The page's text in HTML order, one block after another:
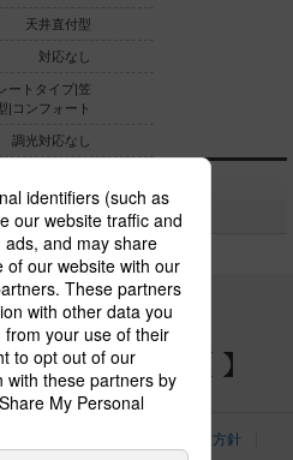
天井直付型
対応なし
ートタイプ|笠
|コンフォート
調光対応なし
設備 SNSアカウント
個人情報保護方針